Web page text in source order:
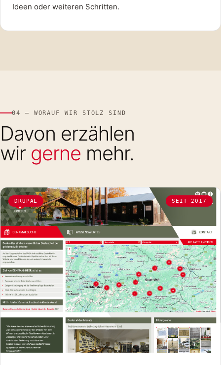
Ideen oder weiteren Schritten.
04 — WORAUF WIR STOLZ SIND
Davon erzählen
wir gerne mehr.
DRUPAL SEIT 2017